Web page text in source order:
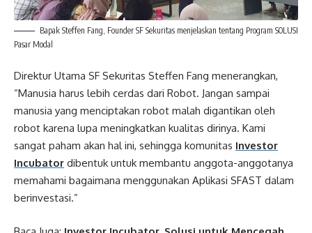
Bapak Steffen Fang, Founder SF Sekuritas menjelaskan tentang Program SOLUSI
Pasar Modal
Direktur Utama SF Sekuritas Steffen Fang menerangkan,
“Manusia harus lebih cerdas dari Robot. Jangan sampai
manusia yang menciptakan robot malah digantikan oleh
robot karena lupa meningkatkan kualitas dirinya. Kami
sangat paham akan hal ini, sehingga komunitas Investor
Incubator dibentuk untuk membantu anggota-anggotanya
memahami bagaimana menggunakan Aplikasi SFAST dalam
berinvestasi.”